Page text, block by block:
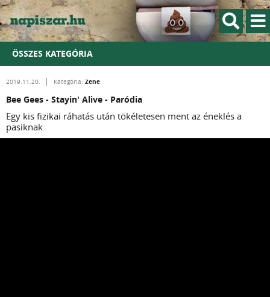
ÖSSZES KATEGÓRIA
2019.11.20. Kategória: Zene
Bee Gees - Stayin' Alive - Paródia
Egy kis fizikai ráhatás után tökéletesen ment az éneklés a
pasiknak